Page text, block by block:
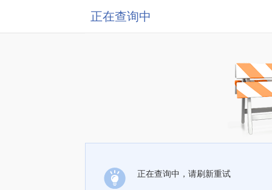
正在查询中
正在查询中，请刷新重试